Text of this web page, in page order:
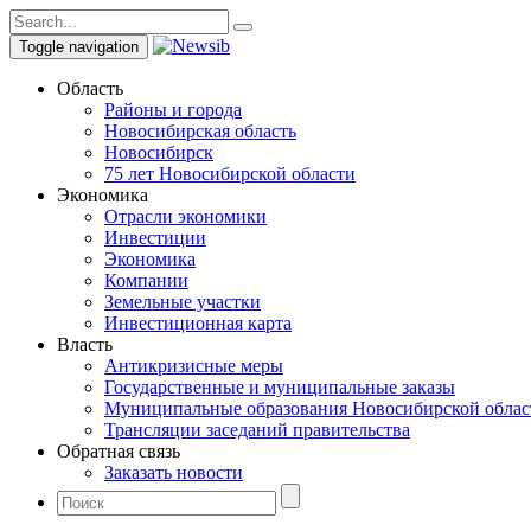
Toggle navigation
Область
Районы и города
Новосибирская область
Новосибирск
75 лет Новосибирской области
Экономика
Отрасли экономики
Инвестиции
Экономика
Компании
Земельные участки
Инвестиционная карта
Власть
Антикризисные меры
Государственные и муниципальные заказы
Муниципальные образования Новосибирской
Трансляции заседаний правительства
Обратная связь
Заказать новости